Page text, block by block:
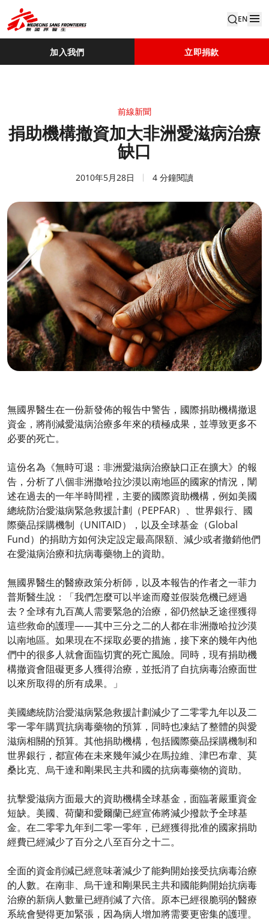
EN
加入我們 立即捐款
前線新聞
捐助機構撤資加大非洲愛滋病治療
缺口
2010年5月28日 4 分鐘閱讀
無國界醫生在一份新發佈的報告中警告，國際捐助機構撤退
資金，將削減愛滋病治療多年來的積極成果，並導致更多不
必要的死亡。
這份名為《無時可退：非洲愛滋病治療缺口正在擴大》的報
告，分析了八個非洲撒哈拉沙漠以南地區的國家的情況，闡
述在過去的一年半時間裡，主要的國際資助機構，例如美國
總統防治愛滋病緊急救援計劃（PEPFAR）、世界銀行、國
際藥品採購機制（UNITAID），以及全球基金（Global
Fund）的捐助方如何決定設定最高限額、減少或者撤銷他們
在愛滋病治療和抗病毒藥物上的資助。
無國界醫生的醫療政策分析師，以及本報告的作者之一菲力
普斯醫生說：「我們怎麼可以半途而廢並假裝危機已經過
去？全球有九百萬人需要緊急的治療，卻仍然缺乏途徑獲得
這些救命的護理——其中三分之二的人都在非洲撒哈拉沙漠
以南地區。如果現在不採取必要的措施，接下來的幾年內他
們中的很多人就會面臨切實的死亡風險。同時，現有捐助機
構撤資會阻礙更多人獲得治療，並抵消了自抗病毒治療面世
以來所取得的所有成果。」
美國總統防治愛滋病緊急救援計劃減少了二零零九年以及二
零一零年購買抗病毒藥物的預算，同時也凍結了整體的與愛
滋病相關的預算。其他捐助機構，包括國際藥品採購機制和
世界銀行，都宣佈在未來幾年減少在馬拉維、津巴布韋、莫
桑比克、烏干達和剛果民主共和國的抗病毒藥物的資助。
抗擊愛滋病方面最大的資助機構全球基金，面臨著嚴重資金
短缺。美國、荷蘭和愛爾蘭已經宣佈將減少撥款予全球基
金。在二零零九年到二零一零年，已經獲得批准的國家捐助
經費已經減少了百分之八至百分之十二。
全面的資金削減已經意味著減少了能夠開始接受抗病毒治療
的人數。在南非、烏干達和剛果民主共和國能夠開始抗病毒
治療的新病人數量已經削減了六倍。原本已經很脆弱的醫療
系統會變得更加緊張，因為病人增加將需要更密集的護理。